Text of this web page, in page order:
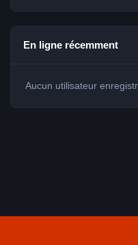
En ligne récemment
Aucun utilisateur